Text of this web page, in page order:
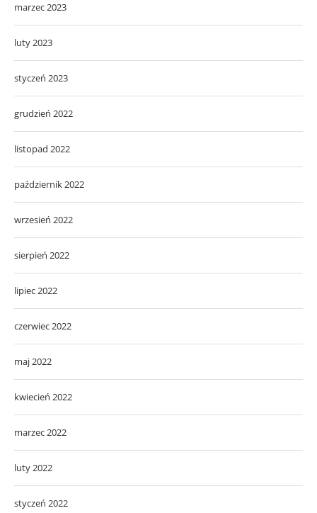
marzec 2023
luty 2023
styczeń 2023
grudzień 2022
listopad 2022
październik 2022
wrzesień 2022
sierpień 2022
lipiec 2022
czerwiec 2022
maj 2022
kwiecień 2022
marzec 2022
luty 2022
styczeń 2022